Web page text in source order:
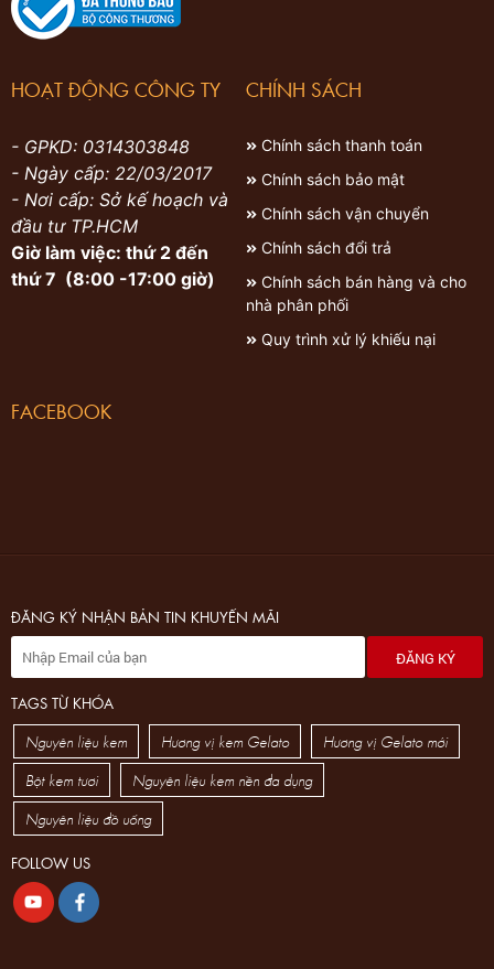
HOẠT ĐỘNG CÔNG TY
- GPKD: 0314303848
- Ngày cấp: 22/03/2017
- Nơi cấp: Sở kế hoạch và
đầu tư TP.HCM
Giờ làm việc: thứ 2 đến
thứ 7 (8:00 -17:00 giờ)
CHÍNH SÁCH
Chính sách thanh toán
Chính sách bảo mật
Chính sách vận chuyển
Chính sách đổi trả
Chính sách bán hàng và cho
nhà phân phối
Quy trình xử lý khiếu nại
FACEBOOK
ĐĂNG KÝ NHẬN BẢN TIN KHUYẾN MÃI
ĐĂNG KÝ
TAGS TỪ KHÓA
Nguyên liệu kem
Hương vị kem Gelato
Hương vị Gelato mới
Bột kem tươi
Nguyên liệu kem nền đa dụng
Nguyên liệu đồ uống
FOLLOW US